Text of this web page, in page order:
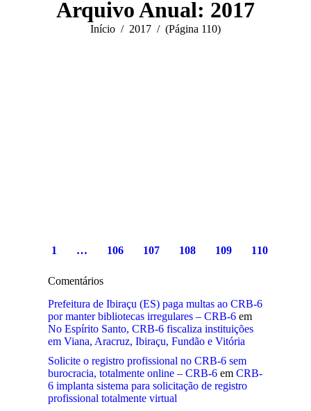
Arquivo Anual: 2017
Você está aqui:
Início 2017 (Página 110)
1 … 106 107 108 109 110
Comentários
Prefeitura de Ibiraçu (ES) paga multas ao CRB-6
por manter bibliotecas irregulares – CRB-6 em
No Espírito Santo, CRB-6 fiscaliza instituições
em Viana, Aracruz, Ibiraçu, Fundão e Vitória
Solicite o registro profissional no CRB-6 sem
burocracia, totalmente online – CRB-6 em CRB-
6 implanta sistema para solicitação de registro
profissional totalmente virtual